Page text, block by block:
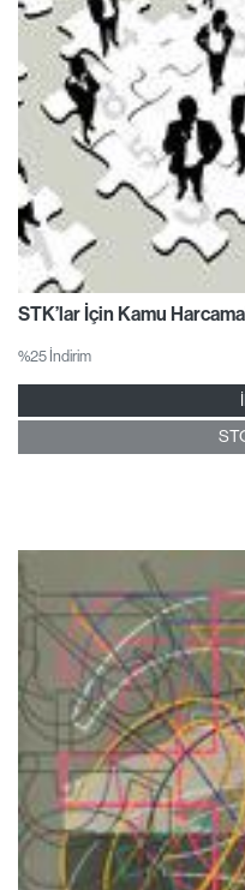
STK’lar İçin Kamu
%25 İndirim